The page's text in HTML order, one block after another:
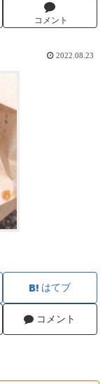
コメント
2022.08.23
はてブ
コメント